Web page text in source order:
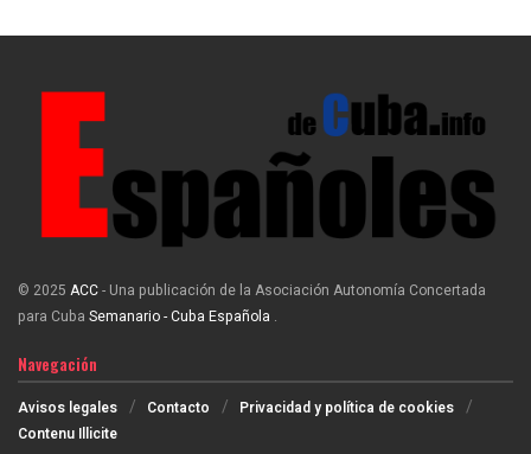
© 2025 ACC- Una publicación de la Asociación Autonomía Concertada
para Cuba Semanario - Cuba Española .
Navegación
Avisos legales Contacto
Privacidad y política de cookies
Contenu Illicite